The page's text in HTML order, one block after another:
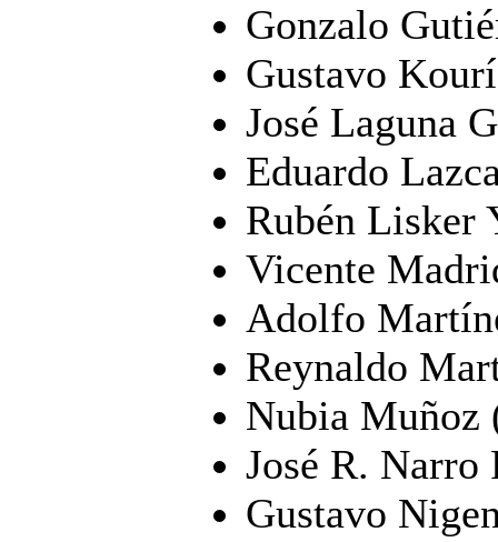
Gonzalo
Gustavo
José Laguna
Eduardo
Rubén Lisker
Vicente
Adolfo
Reynaldo
Nubia Muñoz
José R. Narro
Gustavo